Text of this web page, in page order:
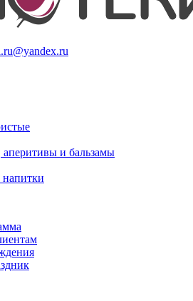
и бальзамы
напитки